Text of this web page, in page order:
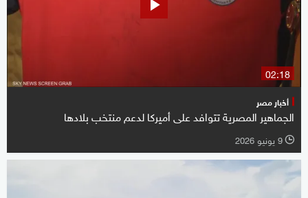
02:18
أخبار مصر
الجماهير المصرية تتوافد على أميركا لدعم منتخب بلادها
l 9 يونيو 2026